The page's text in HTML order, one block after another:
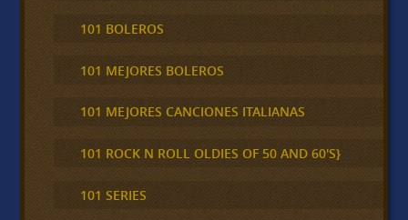
101 BOLEROS
101 MEJORES BOLEROS
101 MEJORES CANCIONES ITALIANAS
101 ROCK N ROLL OLDIES OF 50 AND 60'S}
101 SERIES